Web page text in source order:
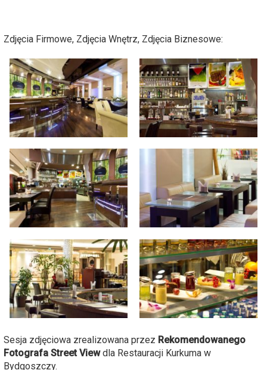
Zdjęcia Firmowe, Zdjęcia Wnętrz, Zdjęcia Biznesowe:
Sesja zdjęciowa zrealizowana przez Rekomendowanego
Fotografa Street Viewdla Restauracji Kurkuma w
Bydgoszczy.